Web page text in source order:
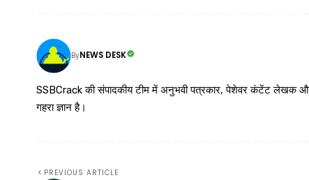
ByNEWS DESK
SSBCrack की संपादकीय टीम में अनुभवी पत्रकार, पेशेवर कंटेंट लेखक और
गहरा ज्ञान है।
PREVIOUS ARTICLE